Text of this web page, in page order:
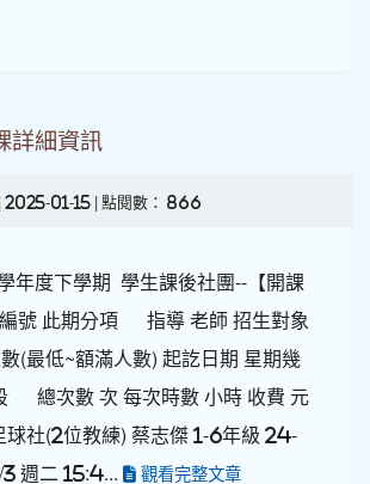
詳細資訊
| 2025-01-15 | 點閱數： 866
年度下學期 學生課後社團--【開課
號 此期分項 指導 老師 招生對象
(最低~額滿人數) 起訖日期 星期幾
總次數 次 每次時數 小時 收費 元
球社(2位教練) 蔡志傑 1-6年級 24-
週二 15:4...
觀看完整文章